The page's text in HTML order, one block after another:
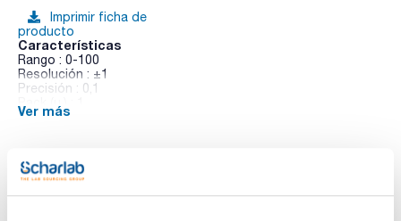
Imprimir ficha de
producto
Características
Rango : 0-100
Resolución : ±1
Precisión : 0,1
el grado de reflexión enviando un haz de luz sobre la
con un negro y un blanco absoluto. Mide la reflectancia de
Ver más
Documentación técnica